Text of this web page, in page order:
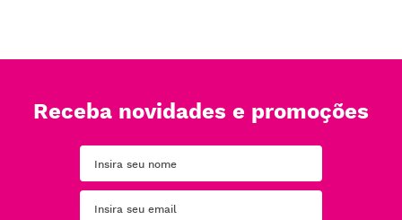
Receba novidades e promoções